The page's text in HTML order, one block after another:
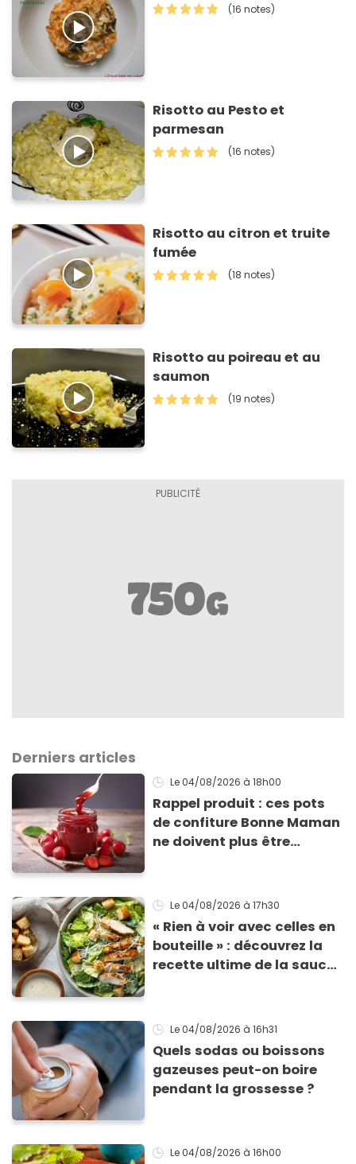
(16 notes)
Risotto au Pesto et
parmesan
(16 notes)
Risotto au citron et truite
fumée
(18 notes)
Risotto au poireau et au
saumon
(19 notes)
Derniers articles
Le 04/08/2026 à 18h00
Rappel produit : ces pots
de confiture Bonne Maman
ne doivent plus être
morceaux de verre
Le 04/08/2026 à 17h30
« Rien à voir avec celles en
bouteille » : découvrez la
recette ultime de la sauce
Le 04/08/2026 à 16h31
Quels sodas ou boissons
gazeuses peut-on boire
pendant la grossesse ?
Le 04/08/2026 à 16h00